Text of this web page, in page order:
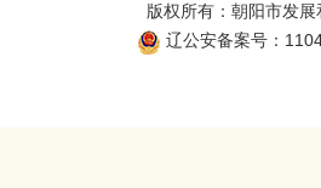
版权所有：朝阳市发
辽公安备案号：